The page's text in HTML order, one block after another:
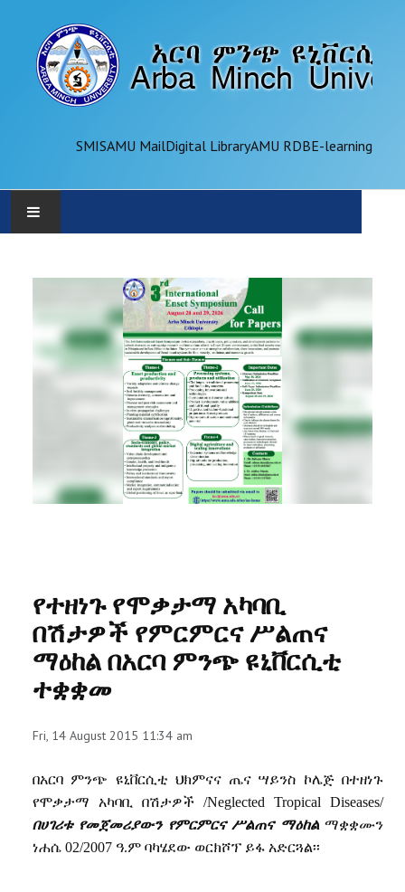
SMISAMU MailDigital LibraryAMU RDBE-learning
ADMINISTRATION
OFFICES
REGISTRAR
PARTNERSHIP
የተዘነጉ የሞቃታማ አካባቢ
በሽታዎች የምርምርና ሥልጠና
ማዕከል በአርባ ምንጭ ዩኒቨርሲቲ
ተቋቋመ
Fri, 14 August 2015 11:34 am
በአርባ ምንጭ ዩኒቨርሲቲ ህክምናና ጤና ሣይንስ ኮሌጅ በተዘነጉ
የሞቃታማ አካባቢ በሽታዎች /Neglected Tropical Diseases/
በሀገሪቱ የመጀመሪያውን የምርምርና ሥልጠና ማዕከልማቋቋሙን
ነሐሴ 02/2007 ዓ.ም ባካሄደው ወርክሾፕ ይፋ አድርጓል፡፡